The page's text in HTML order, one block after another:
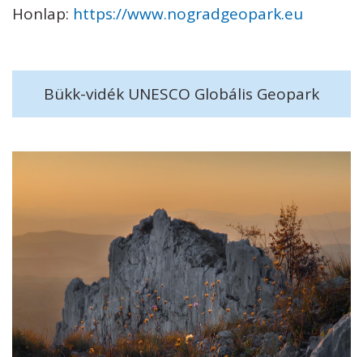
Honlap: https://www.nogradgeopark.eu
Bükk-vidék UNESCO Globális Geopark